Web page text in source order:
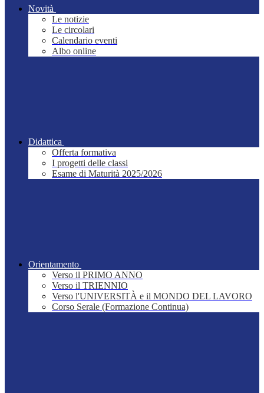
Novità
Le notizie
Le circolari
Calendario eventi
Albo online
Didattica
Offerta formativa
I progetti delle classi
Esame di Maturità 2025/2026
Orientamento
Verso il PRIMO ANNO
Verso il TRIENNIO
Verso l'UNIVERSITÀ e il MONDO DEL LAVORO
Corso Serale (Formazione Continua)